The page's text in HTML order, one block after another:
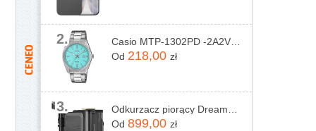
2.
Od 218,00 zł
3.
Od 899,00 zł